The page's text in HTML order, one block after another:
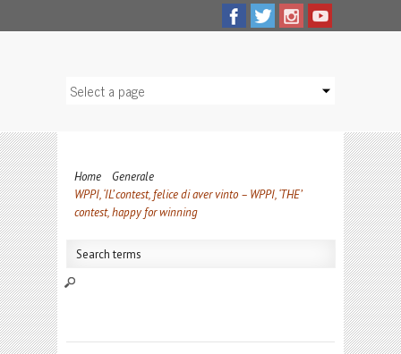
Home
Generale
WPPI, ‘IL’ contest, felice di aver vinto – WPPI, ‘THE’
contest, happy for winning